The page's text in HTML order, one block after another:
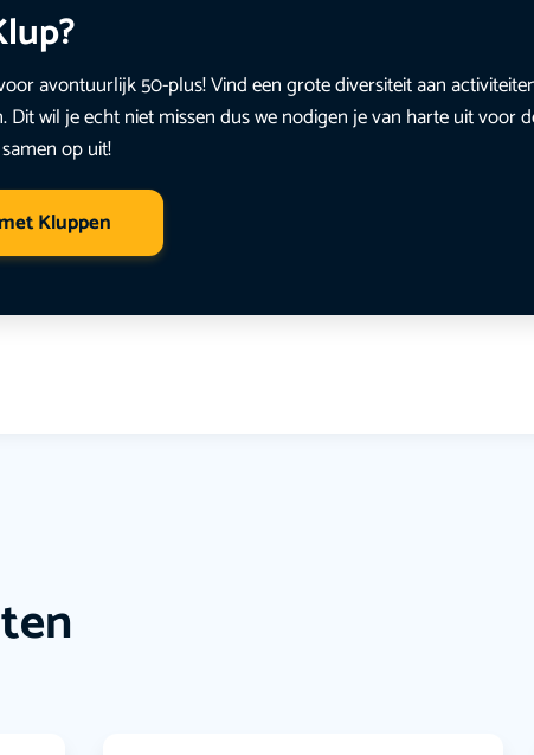
avontuurlijk 50-plus! Vind een grote diversiteit aan
Dit wil je echt niet missen dus we nodigen je van harte uit voor
op uit!
Kluppen